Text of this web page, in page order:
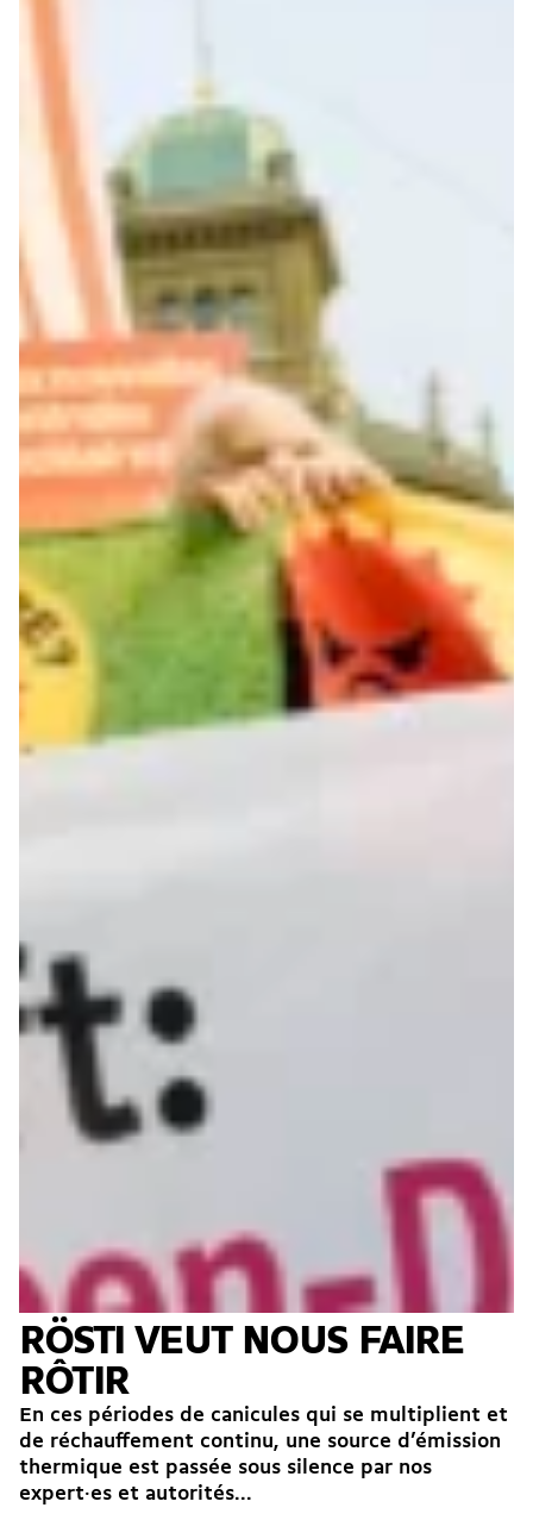
RÖSTI VEUT NOUS FAIRE
RÔTIR
En ces périodes de canicules qui se multiplient et
de réchauffement continu, une source d’émission
thermique est passée sous silence par nos
expert·es et autorités...